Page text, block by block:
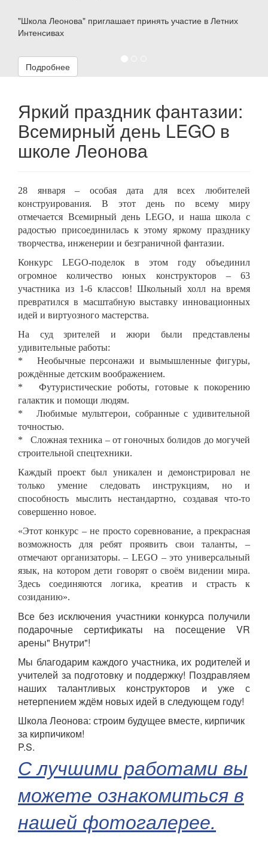
"Школа Леонова" приглашает принять участие в Летних
Интенсивах
Подробнее
Яркий праздник фантазии:
Всемирный день LEGO в
школе Леонова
28 января – особая дата для всех любителей
конструирования. В этот день по всему миру
отмечается Всемирный день LEGO, и наша школа с
радостью присоединилась к этому яркому празднику
творчества, инженерии и безграничной фантазии.
Конкурс LEGO-поделок в этом году объединил
огромное количество юных конструкторов – 63
участника из 1-6 классов! Школьный холл на время
превратился в масштабную выставку инновационных
идей и виртуозного мастерства.
На суд зрителей и жюри были представлены
удивительные работы:
* Необычные персонажи и вымышленные фигуры,
рождённые детским воображением.
* Футуристические роботы, готовые к покорению
галактик и помощи людям.
* Любимые мультгерои, собранные с удивительной
точностью.
* Сложная техника – от гоночных болидов до могучей
строительной спецтехники.
Каждый проект был уникален и демонстрировал не
только умение следовать инструкциям, но и
способность мыслить нестандартно, создавая что-то
совершенно новое.
«Этот конкурс – не просто соревнование, а прекрасная
возможность для ребят проявить свои таланты, –
отмечают организаторы. – LEGO – это универсальный
язык, на котором дети говорят о своём видении мира.
Здесь соединяются логика, креатив и страсть к
созиданию».
Все без исключения участники конкурса получили
подарочные сертификаты на посещение VR
арены" Внутри"!
Мы благодарим каждого участника, их родителей и
учителей за подготовку и поддержку! Поздравляем
наших талантливых конструкторов и уже с
нетерпением ждём новых идей в следующем году!
Школа Леонова: строим будущее вместе, кирпичик
за кирпичиком!
P.S.
С лучшими работами вы
можете ознакомиться в
нашей фотогалерее.